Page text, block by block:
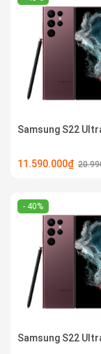
Samsung S22
11.590.000₫
- 40%
Samsung S22